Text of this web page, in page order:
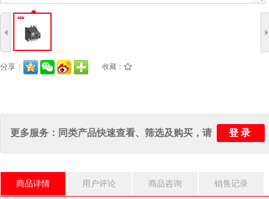
4
分享： 收藏： /
更多服务：同类产品快速查看、筛选及购买，请 登录
商品详情 用户评论 商品咨询 销售记录